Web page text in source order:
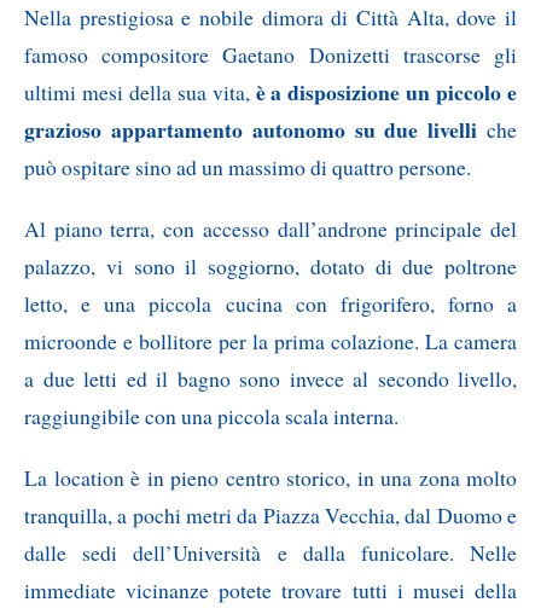
Nella prestigiosa e nobile dimora di Città Alta, dove il
famoso compositore Gaetano Donizetti trascorse gli
ultimi mesi della sua vita, è a disposizione un piccolo e
grazioso appartamento autonomo su due livelli che
può ospitare sino ad un massimo di quattro persone.
Al piano terra, con accesso dall’androne principale del
palazzo, vi sono il soggiorno, dotato di due poltrone
letto, e una piccola cucina con frigorifero, forno a
microonde e bollitore per la prima colazione. La camera
a due letti ed il bagno sono invece al secondo livello,
raggiungibile con una piccola scala interna.
La location è in pieno centro storico, in una zona molto
tranquilla, a pochi metri da Piazza Vecchia, dal Duomo e
dalle sedi dell’Università e dalla funicolare. Nelle
immediate vicinanze potete trovare tutti i musei della